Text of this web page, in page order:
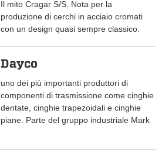
Il mito Cragar S/S. Nota per la
produzione di cerchi in acciaio cromati
con un design quasi sempre classico.
Dayco
uno dei più importanti produttori di
componenti di trasmissione come cinghie
dentate, cinghie trapezoidali e cinghie
piane. Parte del gruppo industriale Mark